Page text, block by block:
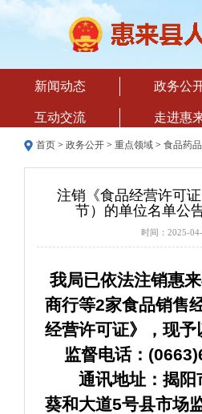
新闻动态 政务公
互动交流 走进惠
首页 > 政务公开 > 重点领域 > 食品药
注销《食品经营许可
节）的单位名单公
时间：2025-
我局已依法注销惠
商行等2家食品销售
经营许可证》，现予
监督电话：
通讯地址：揭阳
葵和大道5号县市场